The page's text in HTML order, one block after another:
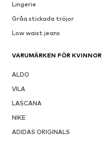
Lingerie
Gråa stickada tröjor
Low waist jeans
VARUMÄRKEN FÖR KVINNOR
ALDO
VILA
LASCANA
NIKE
ADIDAS ORIGINALS